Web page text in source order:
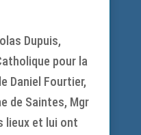
Dupuis,
pour la
Daniel Fourtier,
de Saintes, Mgr
lieux et lui ont